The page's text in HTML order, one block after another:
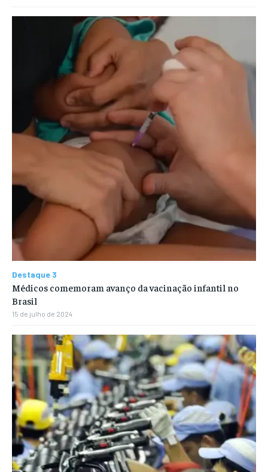
Destaque 3
Médicos comemoram avanço da vacinação infantil no
Brasil
15 de julho de 2024